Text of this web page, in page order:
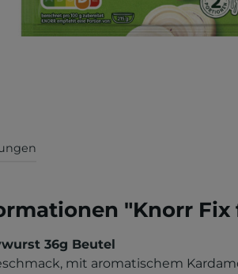
"Knorr
36g Beutel
mit aromatischem